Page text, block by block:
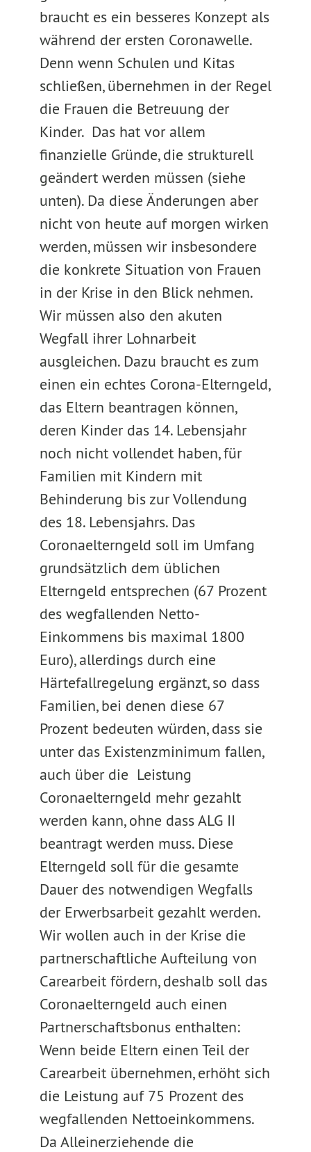
braucht es ein besseres Konzept als
während der ersten Coronawelle.
Denn wenn Schulen und Kitas
schließen, übernehmen in der Regel
die Frauen die Betreuung der
Kinder. Das hat vor allem
finanzielle Gründe, die strukturell
geändert werden müssen (siehe
unten). Da diese Änderungen aber
nicht von heute auf morgen wirken
werden, müssen wir insbesondere
die konkrete Situation von Frauen
in der Krise in den Blick nehmen.
Wir müssen also den akuten
Wegfall ihrer Lohnarbeit
ausgleichen. Dazu braucht es zum
einen ein echtes Corona-Elterngeld,
das Eltern beantragen können,
deren Kinder das 14. Lebensjahr
noch nicht vollendet haben, für
Familien mit Kindern mit
Behinderung bis zur Vollendung
des 18. Lebensjahrs. Das
Coronaelterngeld soll im Umfang
grundsätzlich dem üblichen
Elterngeld entsprechen (67 Prozent
des wegfallenden Netto-
Einkommens bis maximal 1800
Euro), allerdings durch eine
Härtefallregelung ergänzt, so dass
Familien, bei denen diese 67
Prozent bedeuten würden, dass sie
unter das Existenzminimum fallen,
auch über die Leistung
Coronaelterngeld mehr gezahlt
werden kann, ohne dass ALG II
beantragt werden muss. Diese
Elterngeld soll für die gesamte
Dauer des notwendigen Wegfalls
der Erwerbsarbeit gezahlt werden.
Wir wollen auch in der Krise die
partnerschaftliche Aufteilung von
Carearbeit fördern, deshalb soll das
Coronaelterngeld auch einen
Partnerschaftsbonus enthalten:
Wenn beide Eltern einen Teil der
Carearbeit übernehmen, erhöht sich
die Leistung auf 75 Prozent des
wegfallenden Nettoeinkommens.
Da Alleinerziehende die